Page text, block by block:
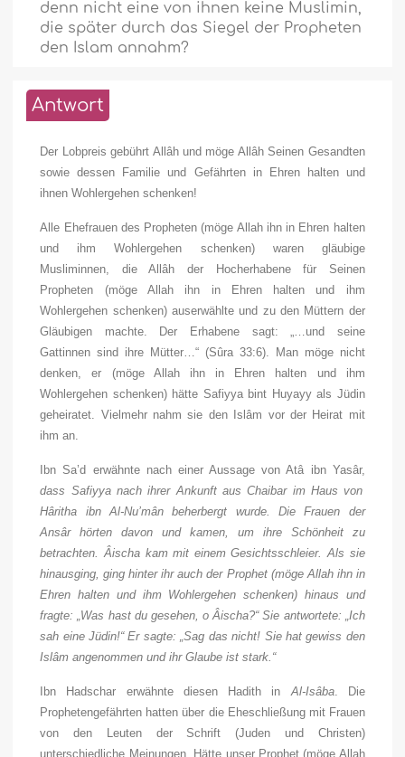
denn nicht eine von ihnen keine Muslimin,
die später durch das Siegel der Propheten
den Islam annahm?
Antwort
Der Lobpreis gebührt Allâh und möge Allâh Seinen Gesandten
sowie dessen Familie und Gefährten in Ehren halten und
ihnen Wohlergehen schenken!
Alle Ehefrauen des Propheten (möge Allah ihn in Ehren halten
und ihm Wohlergehen schenken) waren gläubige
Musliminnen, die Allâh der Hocherhabene für Seinen
Propheten (möge Allah ihn in Ehren halten und ihm
Wohlergehen schenken) auserwählte und zu den Müttern der
Gläubigen machte. Der Erhabene sagt: „…und seine
Gattinnen sind ihre Mütter…“ (Sûra 33:6). Man möge nicht
denken, er (möge Allah ihn in Ehren halten und ihm
Wohlergehen schenken) hätte Safiyya bint Huyayy als Jüdin
geheiratet. Vielmehr nahm sie den Islâm vor der Heirat mit
ihm an.
Ibn Sa’d erwähnte nach einer Aussage von Atâ ibn Yasâr,
dass Safiyya nach ihrer Ankunft aus Chaibar im Haus von
Hâritha ibn Al-Nu’mân beherbergt wurde. Die Frauen der
Ansâr hörten davon und kamen, um ihre Schönheit zu
betrachten. Âischa kam mit einem Gesichtsschleier. Als sie
hinausging, ging hinter ihr auch der Prophet (möge Allah ihn in
Ehren halten und ihm Wohlergehen schenken) hinaus und
fragte: „Was hast du gesehen, o Âischa?“ Sie antwortete: „Ich
sah eine Jüdin!“ Er sagte: „Sag das nicht! Sie hat gewiss den
Islâm angenommen und ihr Glaube ist stark.“
Ibn Hadschar erwähnte diesen Hadith inAl-Isâba. Die
Prophetengefährten hatten über die Eheschließung mit Frauen
von den Leuten der Schrift (Juden und Christen)
unterschiedliche Meinungen. Hätte unser Prophet (möge Allah